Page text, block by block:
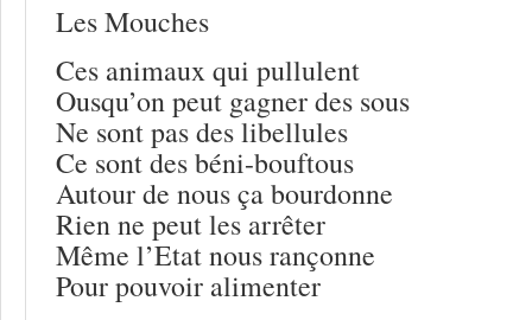
Les Mouches
Ces animaux qui pullulent
Ousqu’on peut gagner des sous
Ne sont pas des libellules
Ce sont des béni-bouftous
Autour de nous ça bourdonne
Rien ne peut les arrêter
Même l’Etat nous rançonne
Pour pouvoir alimenter